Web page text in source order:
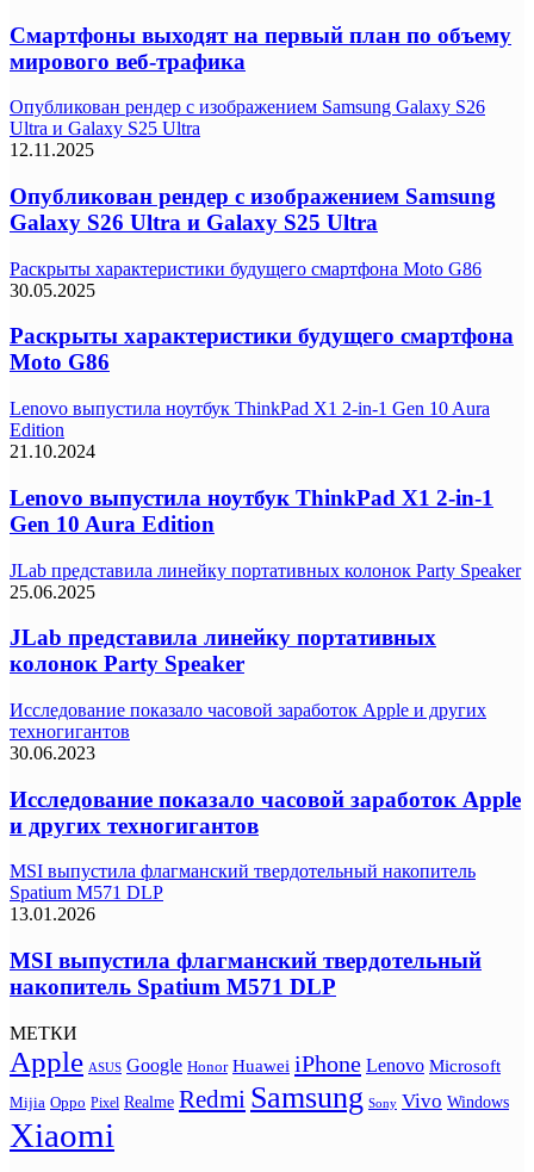
Смартфоны выходят на первый план по объему
мирового веб-трафика
Опубликован рендер с изображением Samsung Galaxy S26
Ultra и Galaxy S25 Ultra
12.11.2025
Опубликован рендер с изображением Samsung
Galaxy S26 Ultra и Galaxy S25 Ultra
Раскрыты характеристики будущего смартфона Moto G86
30.05.2025
Раскрыты характеристики будущего смартфона
Moto G86
Lenovo выпустила ноутбук ThinkPad X1 2-in-1 Gen 10 Aura
Edition
21.10.2024
Lenovo выпустила ноутбук ThinkPad X1 2-in-1
Gen 10 Aura Edition
JLab представила линейку портативных колонок Party Speaker
25.06.2025
JLab представила линейку портативных
колонок Party Speaker
Исследование показало часовой заработок Apple и других
техногигантов
30.06.2023
Исследование показало часовой заработок Apple
и других техногигантов
MSI выпустила флагманский твердотельный накопитель
Spatium M571 DLP
13.01.2026
MSI выпустила флагманский твердотельный
накопитель Spatium M571 DLP
МЕТКИ
Apple ASUS Google Honor Huawei iPhone Lenovo Microsoft
Mijia Oppo Pixel Realme Redmi Samsung Sony Vivo Windows
Xiaomi